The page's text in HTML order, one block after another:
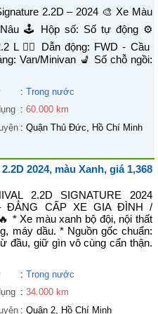
2.2D – 2024 🎨 Xe Màu
🕹️ Hộp số: Số tự động ⚙️
L 🚴‍♀️ Dẫn động: FWD - Cầu
Van/Minivan 💺 Số chỗ ngồi:
: Trong nước
: 60.000 km
: Quận Thủ Đức, Hồ Chí Minh
2024, màu Xanh, giá 1,368
2.2D SIGNATURE 2024
ĐẲNG CẤP XE GIA ĐÌNH /
* Xe màu xanh bộ đội, nội thất
máy dầu. * Nguồn gốc chuẩn:
đầu, giữ gìn vô cùng cẩn thận.
: Trong nước
: 34.000 km
: Quận 2, Hồ Chí Minh